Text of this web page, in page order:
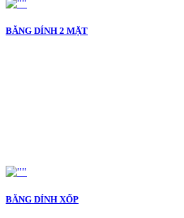
BĂNG DÍNH 2 MẶT
BĂNG DÍNH XỐP